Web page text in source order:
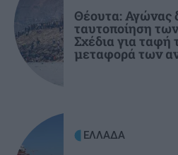
ΚΡΗΤΗ
Μεγάλες πληγές στο
Θέουτα: Αγώνας
ταυτοποίηση
Σχέδια για
μεταφορά των
ΕΛΛΑΔΑ